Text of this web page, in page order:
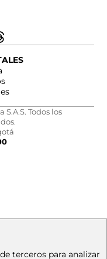
Todos los
terceros para analizar